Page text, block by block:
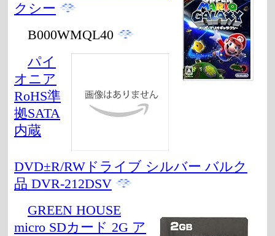
クシー
B000WMQL40
パイ
オニア
RoHS準
拠SATA
内蔵
DVD±R/RWドライブ シルバー バルク
品 DVR-212DSV
GREEN HOUSE
micro SDカード 2G ア